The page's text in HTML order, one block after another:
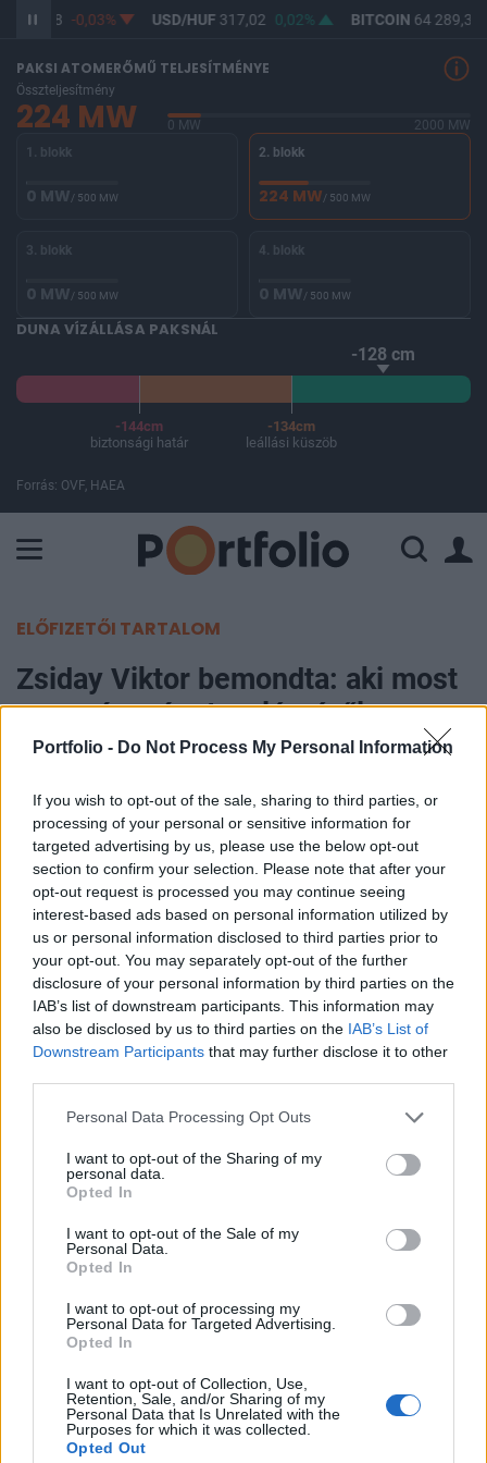
Portfolio - Do Not Process My Personal Information
If you wish to opt-out of the sale, sharing to third parties, or
processing of your personal or sensitive information for
targeted advertising by us, please use the below opt-out
section to confirm your selection. Please note that after your
opt-out request is processed you may continue seeing
interest-based ads based on personal information utilized by
us or personal information disclosed to third parties prior to
your opt-out. You may separately opt-out of the further
disclosure of your personal information by third parties on the
IAB’s list of downstream participants. This information may
also be disclosed by us to third parties on the IAB’s List of
Downstream Participants that may further disclose it to other
Personal Data Processing Opt Outs
I want to opt-out of the Sharing of my
personal data.
Opted In
I want to opt-out of the Sale of my
Personal Data.
Opted In
I want to opt-out of processing my
Personal Data for Targeted Advertising.
Opted In
I want to opt-out of Collection, Use,
Retention, Sale, and/or Sharing of my
Personal Data that Is Unrelated with the
Purposes for which it was collected.
Opted Out
365,28 -0,03% USD/HUF 317,02 0,02% BITCOIN 64 289,33
PAKSI ATOMERŐMŰ TELJESÍTMÉNYE
Összteljesítmény
224 MW 0 MW
2000 MW
1. blokk
0 MW/ 500 MW
2. blokk
224 MW/ 500 MW
3. blokk
0 MW/ 500 MW
4. blokk
0 MW/ 500 MW
DUNA VÍZÁLLÁSA PAKSNÁL
-128 cm
-144cm
biztonsági határ
-134cm
leállási küszöb
Forrás: OVF, HAEA
ELŐFIZETŐI TARTALOM
Zsiday Viktor bemondta: aki most
vesz részvényt, valószínűleg nem
fog csalódni
Portfolio
2020. március 16. 20:33
A Lehman Brothers összeomlása utáni helyzethez
hasonlította a mostani helyzetet friss
blogposztjában Zsiday Viktor. A befektető szerint
akik akkor vásároltak részvényt, pár hétig
kellemetlenül érezték magukat, de 2-3 éves
időtávon már szépen hozott a befektetésük.
keressük a választ a befektetőket leginkább foglalkoztató
kérdésekre. Meddig tarthat az AI-rali, kik lehetnek a
következő évek nyertesei, mire számíthatunk a részvény-,
kötvény-, nyersanyag- és kriptopiacokon, és hogyan
érdemes portfóliót építeni egy gyorsan változó...
KEDVES OLVASÓNK!
A keresett cikk a portfolio.hu hírarchívumához
regisztrációhoz kötött.
Az előfizetés a következőket tartalmazza: